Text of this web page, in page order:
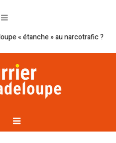
» au narcotrafic ? Cap